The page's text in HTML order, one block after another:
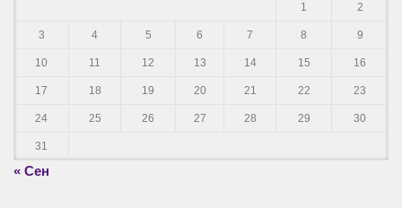
1 2
3 4 5 6 7 8 9
10 11 12 13 14 15 16
17 18 19 20 21 22 23
24 25 26 27 28 29 30
31
« Сен